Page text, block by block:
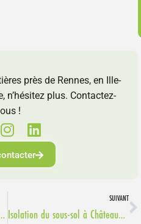
près de Rennes, en Ille-
n’hésitez plus. Contactez-
!
Péan près de Rennes.
SUIVANT
Isolation du sous-sol à Châteaugiron près de Rennes.